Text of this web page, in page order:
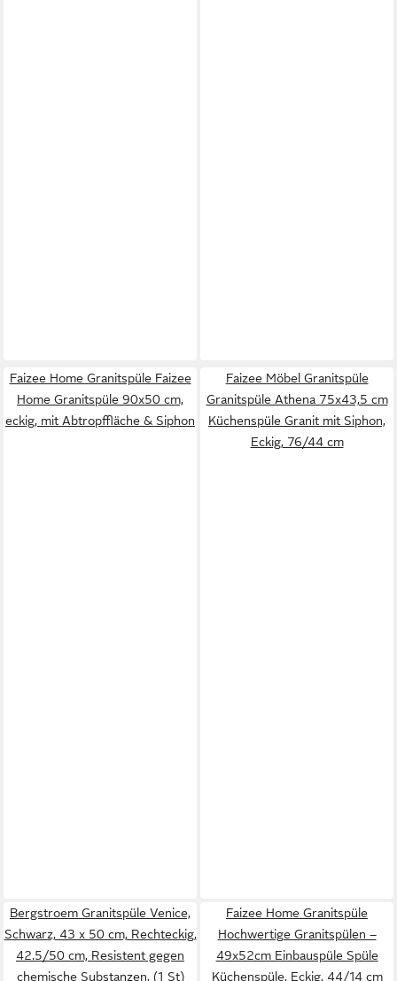
Faizee Home Granitspüle Faizee
Home Granitspüle 90x50 cm,
eckig, mit Abtropffläche & Siphon
Faizee Möbel Granitspüle
Granitspüle Athena 75x43,5 cm
Küchenspüle Granit mit Siphon,
Eckig, 76/44 cm
Bergstroem Granitspüle Venice,
Schwarz, 43 x 50 cm, Rechteckig,
42.5/50 cm, Resistent gegen
chemische Substanzen, (1 St)
Faizee Home Granitspüle
Hochwertige Granitspülen –
49x52cm Einbauspüle Spüle
Küchenspüle, Eckig, 44/14 cm